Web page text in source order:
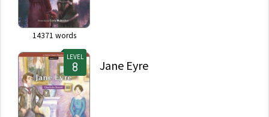
14371 words
LEVEL
Jane Eyre